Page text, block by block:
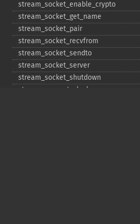
stream_​socket_​enable_​crypto
stream_​socket_​get_​name
stream_​socket_​pair
stream_​socket_​recvfrom
stream_​socket_​sendto
stream_​socket_​server
stream_​socket_​shutdown
stream_​supports_​lock